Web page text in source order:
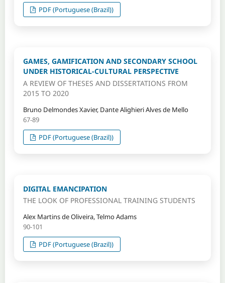
PDF (Portuguese (Brazil))
GAMES, GAMIFICATION AND SECONDARY SCHOOL
UNDER HISTORICAL-CULTURAL PERSPECTIVE
A REVIEW OF THESES AND DISSERTATIONS FROM
2015 TO 2020
Bruno Delmondes Xavier, Dante Alighieri Alves de Mello
67-89
PDF (Portuguese (Brazil))
DIGITAL EMANCIPATION
THE LOOK OF PROFESSIONAL TRAINING STUDENTS
Alex Martins de Oliveira, Telmo Adams
90-101
PDF (Portuguese (Brazil))